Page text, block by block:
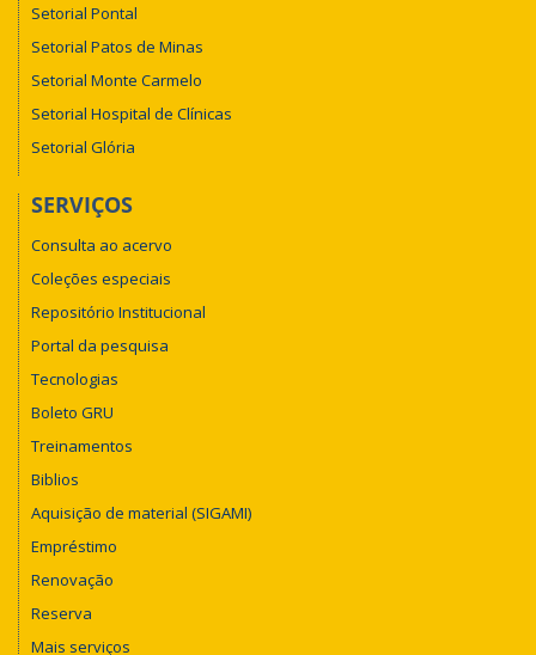
Setorial Pontal
Setorial Patos de Minas
Setorial Monte Carmelo
Setorial Hospital de Clínicas
Setorial Glória
SERVIÇOS
Consulta ao acervo
Coleções especiais
Repositório Institucional
Portal da pesquisa
Tecnologias
Boleto GRU
Treinamentos
Biblios
Aquisição de material (SIGAMI)
Empréstimo
Renovação
Reserva
Mais serviços